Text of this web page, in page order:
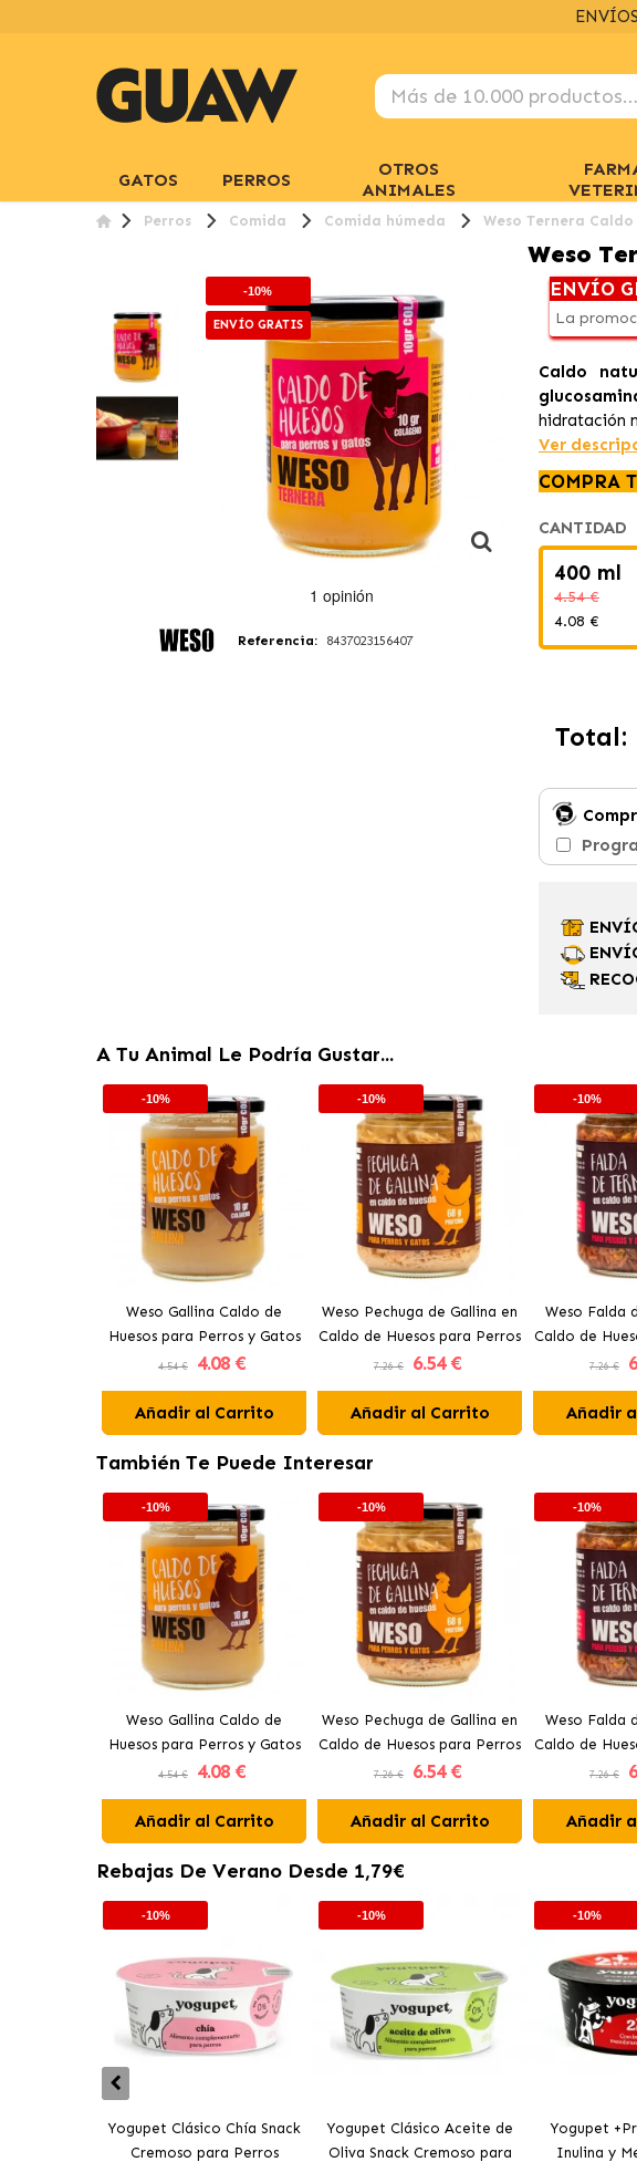
GATOS PERROS
OTROS
ANIMALES
Perros Comida Comida húmeda Weso Ternera
Weso
-10%
ENVÍO GRATIS
Referencia: 8437023156407
ENVÍO
La
Caldo
hidratación
Ver
COMPRA
CANTIDAD
400 ml
4.54 €
4.08 €
Total:
A Tu Animal Le Podría Gustar...
-10%
Weso Gallina Caldo de
Huesos para Perros y Gatos
4.54 € 4.08 €
Añadir al Carrito
-10%
Weso Pechuga de Gallina en
Caldo de Huesos para Perros
y Gatos
7.26 € 6.54 €
Añadir al Carrito
-10%
Weso Falda
Caldo de
y
7.26 € 6
Añadir
También Te Puede Interesar
-10%
Weso Gallina Caldo de
Huesos para Perros y Gatos
4.54 € 4.08 €
Añadir al Carrito
-10%
Weso Pechuga de Gallina en
Caldo de Huesos para Perros
y Gatos
7.26 € 6.54 €
Añadir al Carrito
-10%
Weso Falda
Caldo de
y
7.26 € 6
Añadir
Rebajas De Verano Desde 1,79€
-10%
Yogupet Clásico Chía Snack
Cremoso para Perros
-10%
Yogupet Clásico Aceite de
Oliva Snack Cremoso para
-10%
Yogupet
Inulina y